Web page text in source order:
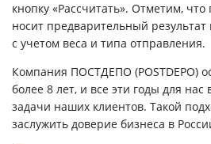
кнопку «Рассчитать». Отметим,
носит предварительный результат
с учетом веса и типа отправления.
Компания ПОСТДЕПО (POSTDEPO)
более 8 лет, и все эти годы для
задачи наших клиентов. Такой
заслужить доверие бизнеса в